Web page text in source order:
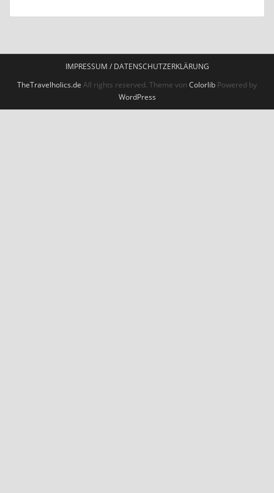
IMPRESSUM / DATENSCHUTZERKLÄRUNG
TheTravelholics.de All rights reserved. Theme von Colorlib Powered by
WordPress